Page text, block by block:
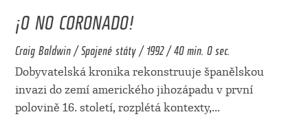
¡O NO CORONADO!
Craig Baldwin / Spojené státy / 1992 / 40 min. 0 sec.
Dobyvatelská kronika rekonstruuje španělskou
invazi do zemí amerického jihozápadu v první
polovině 16. století, rozplétá kontexty,...